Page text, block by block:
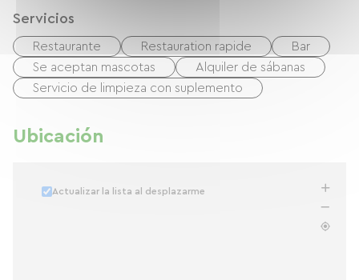
Servicios
Restaurante Restauration rapide
Bar
Se aceptan mascotas
Alquiler de sábanas
Servicio de limpieza con suplemento
Ubicación
Actualizar la lista al desplazarme